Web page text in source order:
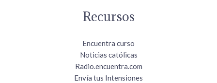
Recursos
Encuentra curso
Noticias católicas
Radio.encuentra.com
Envía tus Intensiones